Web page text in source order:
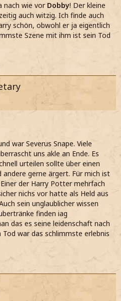
nach wie vor Dobby! Der kleine
auch witzig. Ich finde auch
schön, obwohl er ja eigentlich
Szene mit ihm ist sein Tod
war Severus Snape. Viele
uns akle an Ende. Es
urteilen sollte über einen
gerne ärgert. Für mich ist
der Harry Potter mehrfach
nichs vor hatte als Held aus
sein unglaublicher wissen
finden iag
das es seine leidenschaft nach
Tod war das schlimmste erlebnis